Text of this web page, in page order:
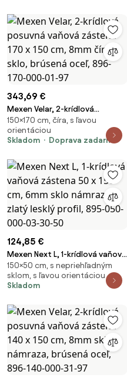
343,69 €
Mexen Velar, 2-krídlová
posuvná vaňová zástena 170 x
150 cm, 8mm číre sklo, brúsená
oceľ, 896-170-000-01-97
150×170 cm, číra, s ľavou
orientáciou
Skladom
Doprava zadarmo
124,85 €
Mexen Next L, 1-krídlová vaňová
zástena 50 x 150 cm, 6mm sklo
námraza, zlatý lesklý profil,
895-050-000-03-30-50
150×50 cm, s nepriehľadným
sklom, s ľavou orientáciou
Skladom